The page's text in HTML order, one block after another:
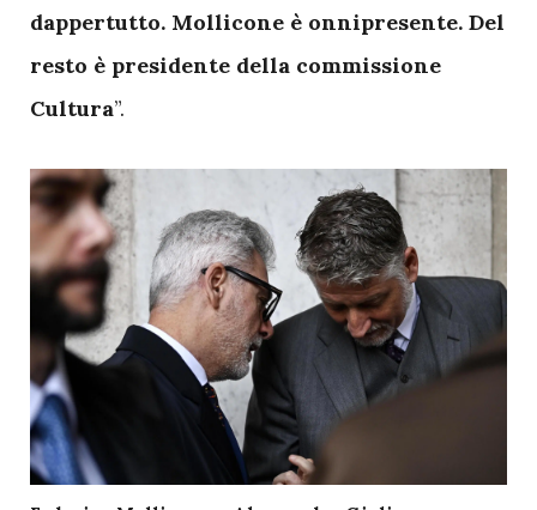
dappertutto. Mollicone è onnipresente. Del
resto è presidente della commissione
Cultura”.